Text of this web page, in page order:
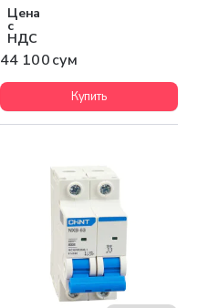
Цена
с
НДС
44 100 сум
Купить